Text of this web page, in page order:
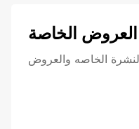
العروض الخاصة
الخاصه والعروض